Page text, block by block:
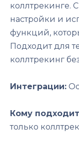
коллтрекинге.
настройки и
функций,
Подходит для
коллтрекинг
Интеграции:
Кому
только